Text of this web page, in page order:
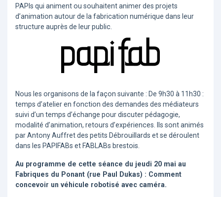
PAPIs qui animent ou souhaitent animer des projets
d’animation autour de la fabrication numérique dans leur
structure auprès de leur public.
Nous les organisons de la façon suivante : De 9h30 à 11h30 :
temps d’atelier en fonction des demandes des médiateurs
suivi d’un temps d’échange pour discuter pédagogie,
modalité d’animation, retours d’expériences. Ils sont animés
par Antony Auffret des petits Débrouillards et se déroulent
dans les PAPIFABs et FABLABs brestois.
Au programme de cette séance du jeudi 20 mai au
Fabriques du Ponant (rue Paul Dukas) : Comment
concevoir un véhicule robotisé avec caméra.